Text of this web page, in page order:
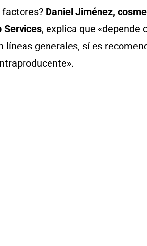
Daniel Jiménez,
Services, explica que «depende
líneas generales, sí es